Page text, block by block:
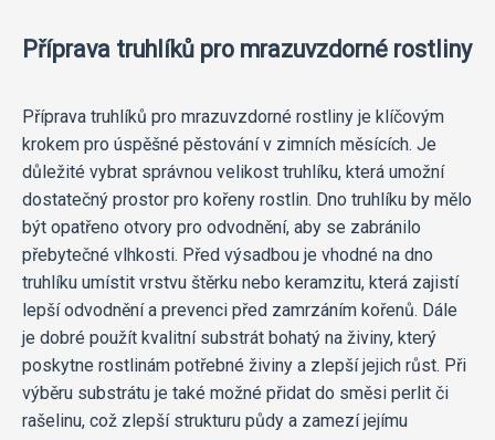
Příprava truhlíků pro mrazuvzdorné rostliny
Příprava truhlíků pro mrazuvzdorné rostliny je klíčovým
krokem pro úspěšné pěstování v zimních měsících. Je
důležité vybrat správnou velikost truhlíku, která umožní
dostatečný prostor pro kořeny rostlin. Dno truhlíku by mělo
být opatřeno otvory pro odvodnění, aby se zabránilo
přebytečné vlhkosti. Před výsadbou je vhodné na dno
truhlíku umístit vrstvu štěrku nebo keramzitu, která zajistí
lepší odvodnění a prevenci před zamrzáním kořenů. Dále
je dobré použít kvalitní substrát bohatý na živiny, který
poskytne rostlinám potřebné živiny a zlepší jejich růst. Při
výběru substrátu je také možné přidat do směsi perlit či
rašelinu, což zlepší strukturu půdy a zamezí jejímu